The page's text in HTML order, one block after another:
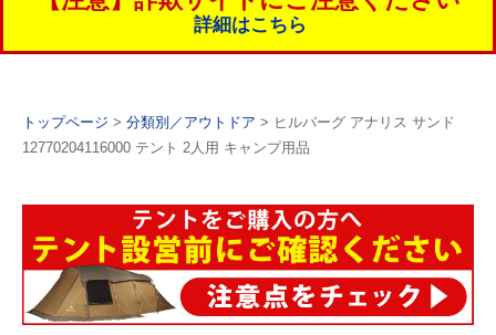
詳細はこちら
トップページ > 分類別／アウトドア > ヒルバーグ アナリス サンド
12770204116000 テント 2人用 キャンプ用品